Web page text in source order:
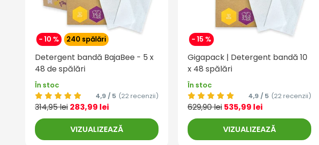
- 10 % 240 spălări
Detergent bandă BajaBee - 5 x
48 de spălări
În stoc
4,9 / 5 (22 recenzii)
314,95 lei 283,99 lei
VIZUALIZEAZĂ
- 15 %
Gigapack | Detergent bandă 10
x 48 spălări
În stoc
4,9 / 5 (22 recenzii)
629,90 lei 535,99 lei
VIZUALIZEAZĂ